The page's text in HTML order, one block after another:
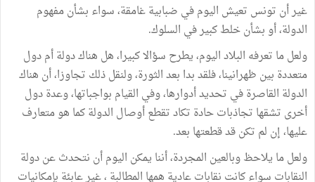
غير أن تونس تعيش اليوم في ضبابية غامقة، سواء بشأن مفهوم
الدولة، أو بشأن خلط كبير في السلوك.
ولعل ما تعرفه البلاد اليوم، يطرح سؤالا كبيرا، هل هناك دولة أم دول
متعددة بين ظهرانينا، فلقد بدا بعد الثورة، ولنقل ذلك تجاوزا، أن هناك
الدولة القاصرة في تحديد أدوارها، وفي القيام بواجباتها، وعدة دول
أخرى تشقها تجاذبات حادة تكاد تقطع أوصال الدولة كما هو متعارف
عليها، إن لم تكن قد قطعتها بعد.
ولعل ما يلاحظ وبالعين المجردة، أننا يمكن اليوم أن نتحدث عن دولة
النقابات سواء كانت نقابات عادية همها المطالبة ، غير عابئة بإمكانيات